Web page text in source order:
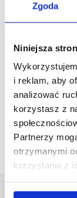
Zgoda
Niniejsza
i reklam, aby
analizować
korzystasz z
Partnerzy
otrzymanymi
korzystania z
Polish
Read